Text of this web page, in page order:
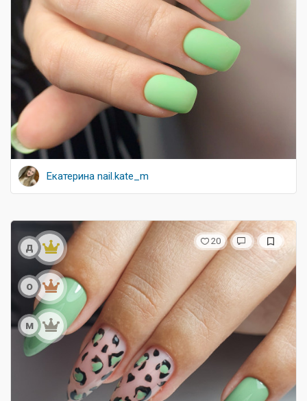
Екатерина nail.kate_m
д
о
м
20